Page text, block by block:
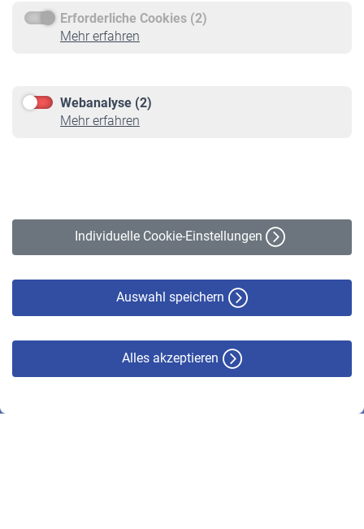
Erforderliche Cookies (2)
Mehr erfahren
Webanalyse (2)
Mehr erfahren
Individuelle Cookie-Einstellungen
Auswahl speichern
Alles akzeptieren
Service
Informationen
Online-Rechner
VBLnewsletter
Erklärung zur Barrierefreiheit
© VBL 2026